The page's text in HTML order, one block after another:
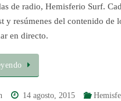
de radio, Hemisferio Surf.
y resúmenes del contenido de
en directo.
14 agosto, 2015